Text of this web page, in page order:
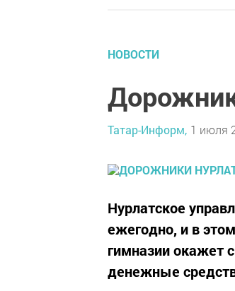
НОВОСТИ
Татар-Информ, 1 июля
Нурлатское
ежегодно, и в
гимназии окажет
денежные